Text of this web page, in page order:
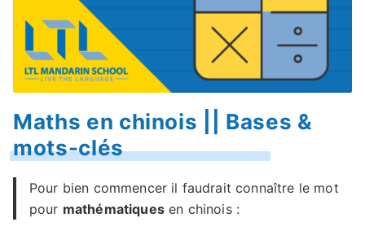
Maths en chinois || Bases &
mots-clés
Pour bien commencer il faudrait connaître le mot
pour mathématiquesen chinois :